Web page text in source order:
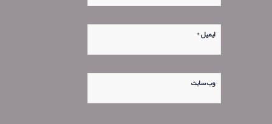
ایمیل*
وب‌ سایت